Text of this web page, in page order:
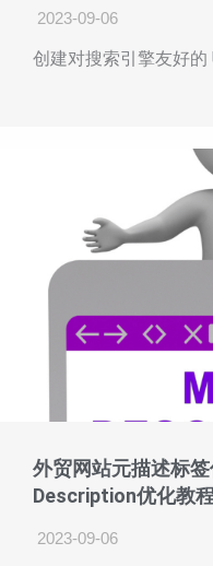
2023-09-06
创建对搜索引擎友好的
外贸网站元描述标
Description优化教
2023-09-06